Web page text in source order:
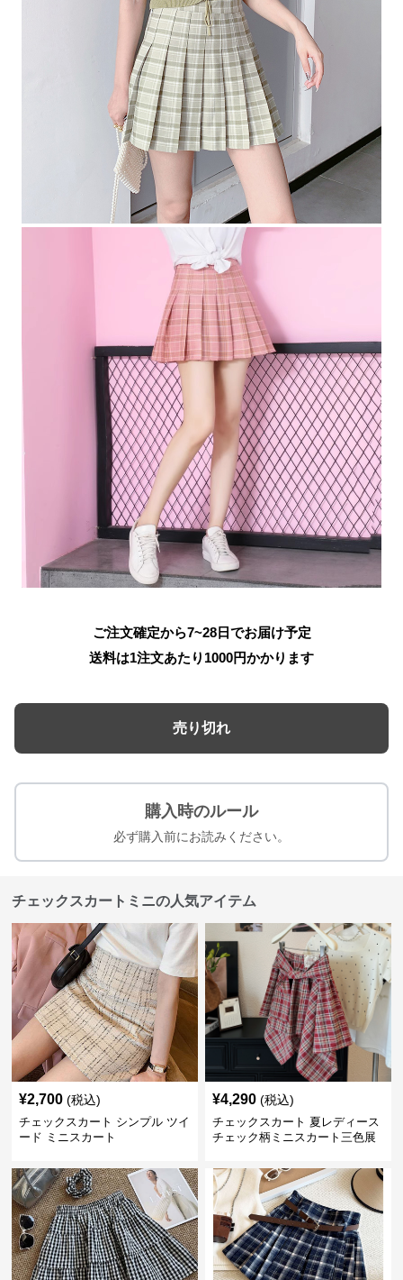
ご注文確定から7~28日でお届け予定
送料は1注文あたり 1000円かかります
売り切れ
購入時のルール
必ず購入前にお読みください。
チェックスカートミニの人気アイテム
¥2,700 (税込)
チェックスカート シンプル ツイ
ード ミニスカート
¥4,290 (税込)
チェックスカート 夏レディース
チェック柄ミニスカート三色展